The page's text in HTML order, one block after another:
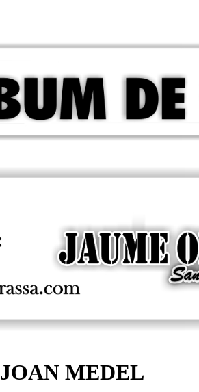
JOAN MEDEL